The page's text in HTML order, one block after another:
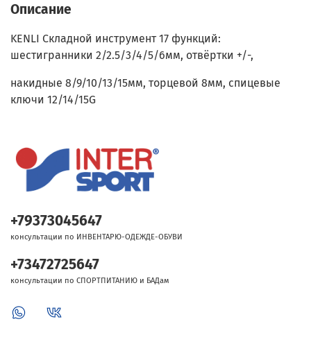
Описание
KENLI Складной инструмент 17 функций:
шестигранники 2/2.5/3/4/5/6мм, отвёртки +/-,
накидные 8/9/10/13/15мм, торцевой 8мм, спицевые
ключи 12/14/15G
+79373045647
консультации по ИНВЕНТАРЮ-ОДЕЖДЕ-ОБУВИ
+73472725647
консультации по СПОРТПИТАНИЮ и БАДам